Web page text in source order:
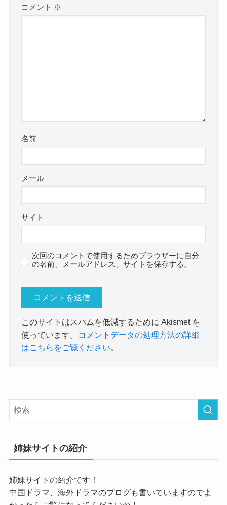
コメント ※
名前
メール
サイト
次回のコメントで使用するためブラウザーに自分
の名前、メールアドレス、サイトを保存する。
このサイトはスパムを低減するために Akismet を
使っています。
コメントデータの処理方法の詳細
はこちらをご覧ください。
姉妹サイトの紹介
姉妹サイトの紹介です！
中国ドラマ、海外ドラマのブログも書いていますのでよ